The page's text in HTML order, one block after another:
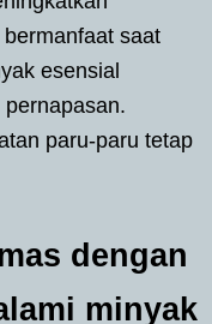
saat
esensial
paru-paru tetap
dengan
minyak